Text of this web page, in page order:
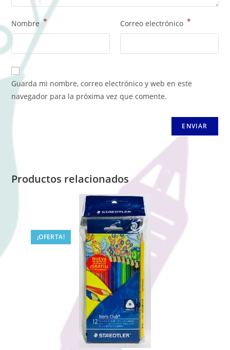
Nombre* Correo electrónico *
Guarda mi nombre, correo electrónico y web en este
navegador para la próxima vez que comente.
Productos relacionados
¡OFERTA!